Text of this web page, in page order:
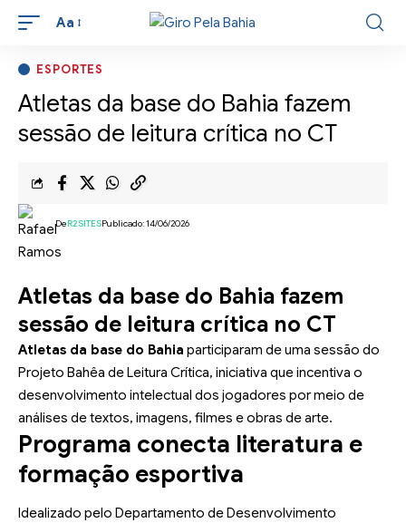
Aa
ESPORTES
Atletas da base do Bahia fazem
sessão de leitura crítica no CT
DeR2SITESPublicado: 14/06/2026
Atletas da base do Bahia fazem
sessão de leitura crítica no CT
Atletas da base do Bahia participaram de uma sessão do
Projeto Bahêa de Leitura Crítica, iniciativa que incentiva o
desenvolvimento intelectual dos jogadores por meio de
análises de textos, imagens, filmes e obras de arte.
Programa conecta literatura e
formação esportiva
Idealizado pelo Departamento de Desenvolvimento